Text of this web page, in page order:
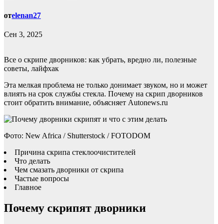
отelenan27
Сен 3, 2025
Все о скрипе дворников: как убрать, вредно ли, полезные
советы, лайфхак
Эта мелкая проблема не только донимает звуком, но и может
влиять на срок службы стекла. Почему на скрип дворников
стоит обратить внимание, объясняет Autonews.ru
Фото: New Africa / Shutterstock / FOTODOM
Причина скрипа стеклоочистителей
Что делать
Чем смазать дворники от скрипа
Частые вопросы
Главное
Почему скрипят дворники